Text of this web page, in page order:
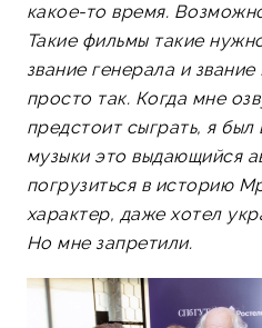
какое-то время.
Такие фильмы такие
звание генерала и
просто так. Когда мне
предстоит сыграть, я
музыки это выдающийся
погрузиться в историю
характер, даже хотел
Но мне запретили.